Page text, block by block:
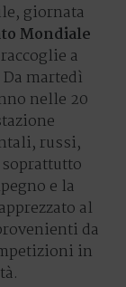
giornata
Mondiale
a
martedì
nelle 20
russi,
e la
al
da
in